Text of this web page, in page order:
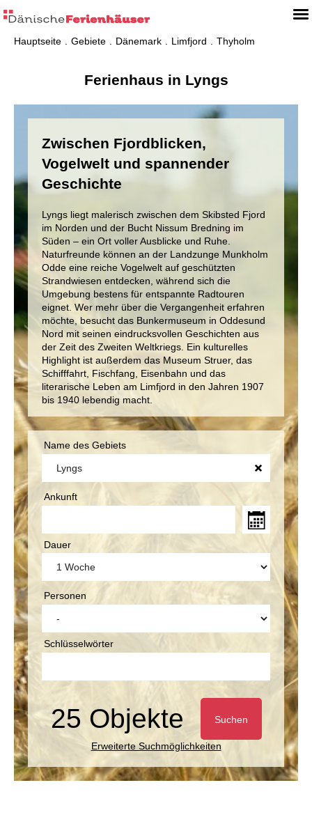
Hauptseite Gebiete Dänemark Limfjord Thyholm
Ferienhaus in Lyngs
Zwischen Fjordblicken,
Vogelwelt und spannender
Geschichte
Lyngs liegt malerisch zwischen dem Skibsted Fjord
im Norden und der Bucht Nissum Bredning im
Süden – ein Ort voller Ausblicke und Ruhe.
Naturfreunde können an der Landzunge Munkholm
Odde eine reiche Vogelwelt auf geschützten
Strandwiesen entdecken, während sich die
Umgebung bestens für entspannte Radtouren
eignet. Wer mehr über die Vergangenheit erfahren
möchte, besucht das Bunkermuseum in Oddesund
Nord mit seinen eindrucksvollen Geschichten aus
der Zeit des Zweiten Weltkriegs. Ein kulturelles
Highlight ist außerdem das Museum Struer, das
Schifffahrt, Fischfang, Eisenbahn und das
literarische Leben am Limfjord in den Jahren 1907
bis 1940 lebendig macht.
Name des Gebiets
Ankunft
Dauer
Personen
Schlüsselwörter
25 Objekte Suchen
Erweiterte Suchmöglichkeiten